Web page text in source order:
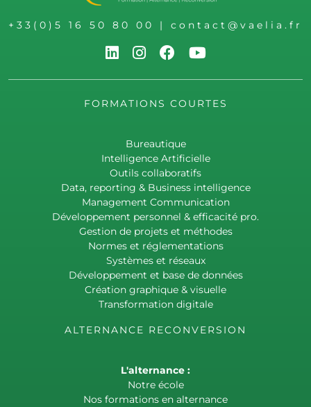
+33(0)5 16 50 80 00 | contact@vaelia.fr
FORMATIONS COURTES
Bureautique
Intelligence Artificielle
Outils collaboratifs
Data, reporting & Business intelligence
Management Communication
Développement personnel & efficacité pro.
Gestion de projets et méthodes
Normes et réglementations
Systèmes et réseaux
Développement et base de données
Création graphique & visuelle
Transformation digitale
ALTERNANCE RECONVERSION
L'alternance :
Notre école
Nos formations en alternance